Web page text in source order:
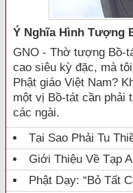
Ý Nghĩa Hình Tượng
GNO - Thờ tượng Bồ-
cao siêu kỳ đặc, mà
Phật giáo Việt Nam?
một vị Bồ-tát cần phải
các ngài.
Tại Sao Phải Tu
Giới Thiệu Về Tạp
Phật Dạy: “Bỏ Tất